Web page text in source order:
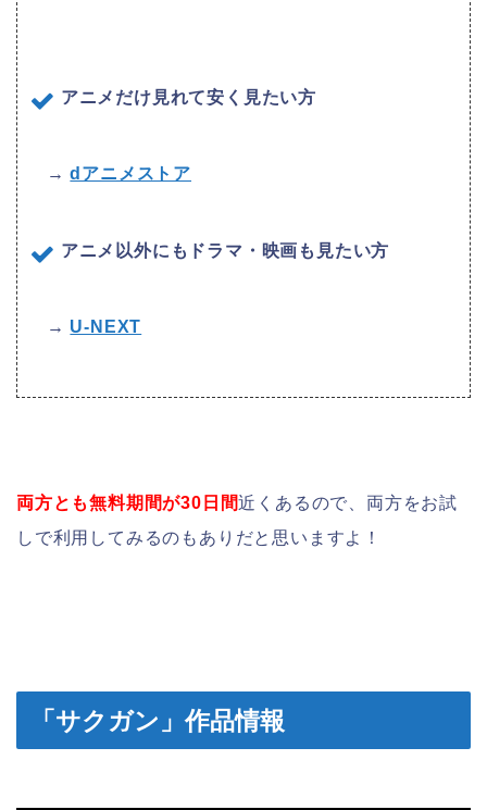
アニメだけ見れて安く見たい方
→dアニメストア
アニメ以外にもドラマ・映画も見たい方
→ U-NEXT
両方とも無料期間が30日間近くあるので、両方をお試
しで利用してみるのもありだと思いますよ！
「サクガン」作品情報